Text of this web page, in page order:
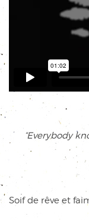
“Everybody
Soif de rêve et